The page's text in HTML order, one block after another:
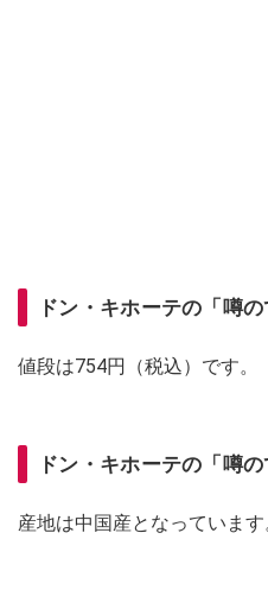
ドン・キホーテの「噂
値段は754円（税込）です。
ドン・キホーテの「噂
産地は中国産となっています